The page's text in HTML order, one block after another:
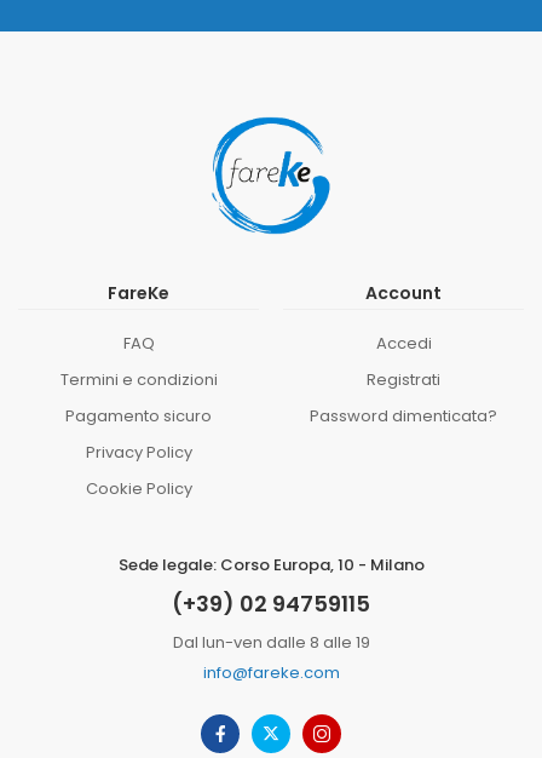
FareKe
FAQ
Termini e condizioni
Pagamento sicuro
Privacy Policy
Cookie Policy
Account
Accedi
Registrati
Password dimenticata?
Sede legale: Corso Europa, 10 - Milano
(+39) 02 94759115
Dal lun-ven dalle 8 alle 19
info@fareke.com